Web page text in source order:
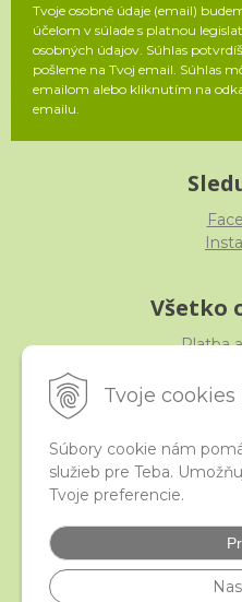
Tvoje
Súbory cookie nám
služieb pre Teba.
Tvoje preferencie.
Tvoje osobné údaje (email)
účelom v súlade s platnou
osobných údajov. Súhlas
pošleme na Tvoj email. Súhlas
emailom alebo kliknutím na
emailu.
Všetko
Platba